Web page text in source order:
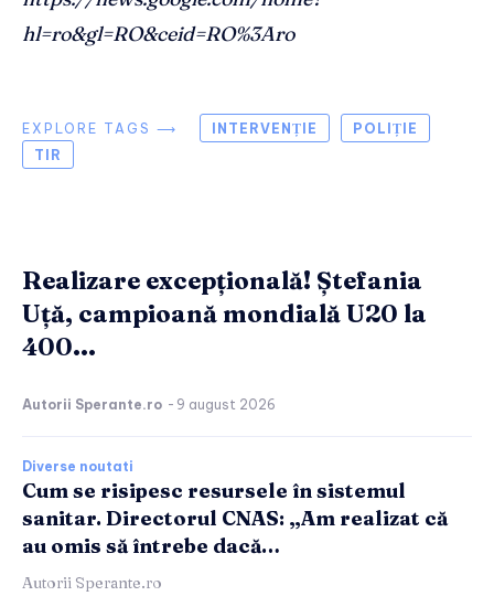
hl=ro&gl=RO&ceid=RO%3Aro
EXPLORE TAGS ⟶ INTERVENȚIE
POLIȚIE
TIR
Realizare excepțională! Ștefania
Uță, campioană mondială U20 la
400...
Autorii Sperante.ro - 9 august 2026
Diverse noutati
Cum se risipesc resursele în sistemul
sanitar. Directorul CNAS: „Am realizat că
au omis să întrebe dacă…
Autorii Sperante.ro